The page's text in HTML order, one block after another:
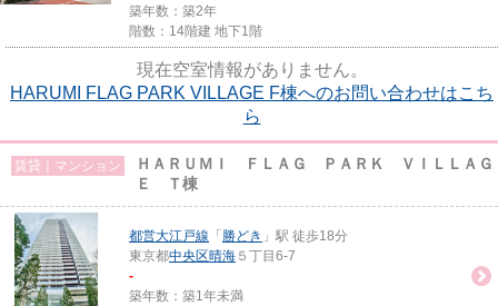
築年数：築2年
階数：14階建 地下1階
現在空室情報がありません。
HARUMI FLAG PARK VILLAGE F棟へのお問い合わせはこち
ら
賃貸｜マンション
ＨＡＲＵＭＩ ＦＬＡＧ ＰＡＲＫ ＶＩＬＬＡＧ
Ｅ Ｔ棟
都営大江戸線 「 勝どき 」駅 徒歩18分
東京都中央区晴海 ５丁目6-7
-
築年数：築1年未満